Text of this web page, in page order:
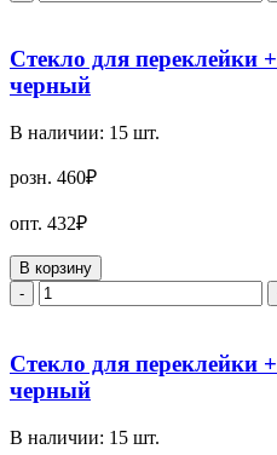
Стекло для переклейки
черный
В наличии: 15 шт.
розн. 460₽
опт. 432₽
В корзину
-
Стекло для переклейки
черный
В наличии: 15 шт.